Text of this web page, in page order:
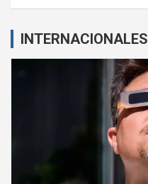
INTERNACIONALES